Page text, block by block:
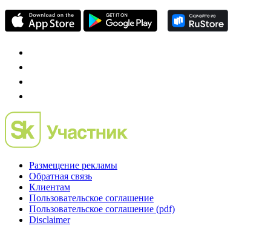
Размещение рекламы
Обратная связь
Клиентам
Пользовательское соглашение
Пользовательское соглашение (pdf)
Disclaimer